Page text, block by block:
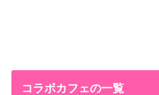
コラボカフェの一覧